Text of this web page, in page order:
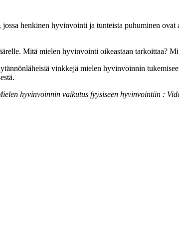
henkinen hyvinvointi ja tunteista puhuminen
Mitä mielen hyvinvointi oikeastaan tarkoittaa?
vinkkejä mielen hyvinvoinnin
hyvinvoinnin vaikutus fyysiseen hyvinvointiin :